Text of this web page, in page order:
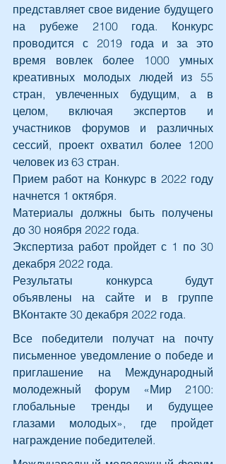
представляет свое видение будущего
на рубеже 2100 года. Конкурс
проводится с 2019 года и за это
время вовлек более 1000 умных
креативных молодых людей из 55
стран, увлеченных будущим, а в
целом, включая экспертов и
участников форумов и различных
сессий, проект охватил более 1200
человек из 63 стран.
Прием работ на Конкурс в 2022 году
начнется 1 октября.
Материалы должны быть получены
до 30 ноября 2022 года.
Экспертиза работ пройдет с 1 по 30
декабря 2022 года.
Результаты конкурса будут
объявлены на сайте и в группе
ВКонтакте 30 декабря 2022 года.
Все победители получат на почту
письменное уведомление о победе и
приглашение на Международный
молодежный форум «Мир 2100:
глобальные тренды и будущее
глазами молодых», где пройдет
награждение победителей.